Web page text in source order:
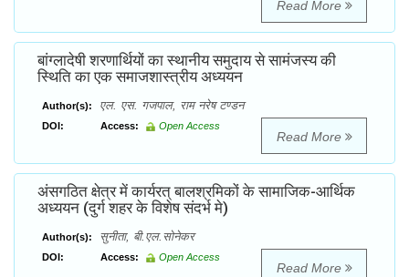
Read More
बांग्लादेषी शरणार्थियों का स्थानीय समुदाय से सामंजस्य की
स्थिति का एक समाजशास्त्रीय अध्ययन
Author(s): एल. एस. गजपाल, राम नरेष टण्डन
DOI: Access: Open Access
Read More
अंसगठित क्षेत्र में कार्यरत् बालश्रमिकों के सामाजिक-आर्थिक
अध्ययन (दुर्ग शहर के विशेष संदर्भ मे)
Author(s): सुनीता, बी.एल.सोनेकर
DOI: Access: Open Access
Read More